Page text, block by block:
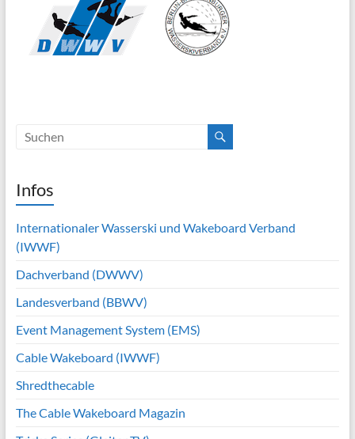
Infos
Internationaler Wasserski und Wakeboard Verband
(IWWF)
Dachverband (DWWV)
Landesverband (BBWV)
Event Management System (EMS)
Cable Wakeboard (IWWF)
Shredthecable
The Cable Wakeboard Magazin